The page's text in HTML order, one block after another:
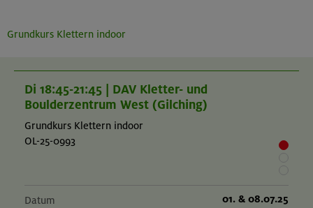
Grundkurs Klettern indoor
Di 18:45-21:45 | DAV Kletter- und
Boulderzentrum West (Gilching)
Grundkurs Klettern indoor
OL-25-0993
Datum 01. & 08.07.25